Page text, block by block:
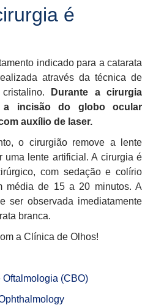
é
indicado para a catarata
através da técnica de
Durante a cirurgia
a incisão do globo ocular
auxílio de laser.
o cirurgião remove a lente
uma lente artificial. A cirurgia é
com sedação e colírio
média de 15 a 20 minutos. A
ser observada imediatamente
branca.
a Clínica de Olhos!
(CBO)